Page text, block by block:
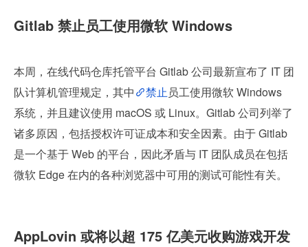
Gitlab 禁止员工使用微软 Windows
本周，在线代码仓库托管平台 Gitlab 公司最新宣布了 IT 团
队计算机管理规定，其中
禁止员工使用微软 Windows
系统，并且建议使用 macOS 或 Linux。Gitlab 公司列举了
诸多原因，包括授权许可证成本和安全因素。由于 Gitlab
是一个基于 Web 的平台，因此矛盾与 IT 团队成员在包括
微软 Edge 在内的各种浏览器中可用的测试可能性有关。
AppLovin 或将以超 175 亿美元收购游戏开发